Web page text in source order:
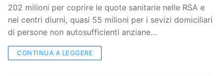
202 milioni per coprire le quote sanitarie nelle RSA e
nei centri diurni, quasi 55 milioni per i sevizi domiciliari
di persone non autosufficienti anziane…
CONTINUA A LEGGERE